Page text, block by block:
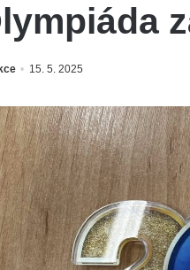
15. 5. 2025